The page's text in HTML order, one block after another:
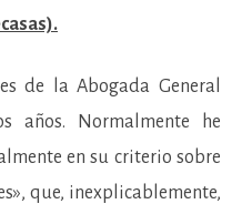
de la Abogada General
Normalmente he
en su criterio sobre
que, inexplicablemente,